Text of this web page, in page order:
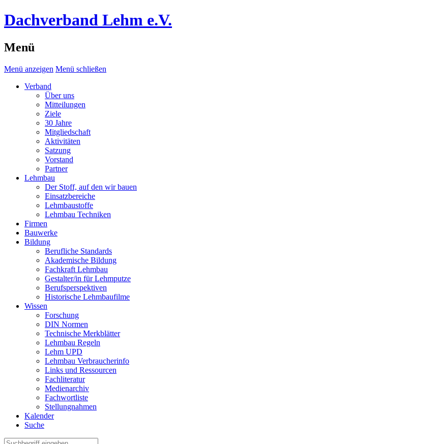
Dachverband Lehm e.V.
Menü
Menü anzeigen Menü schließen
Verband
Über uns
Mitteilungen
Ziele
30 Jahre
Mitgliedschaft
Aktivitäten
Satzung
Vorstand
Partner
Lehmbau
Der Stoff, auf den wir bauen
Einsatzbereiche
Lehmbaustoffe
Lehmbau Techniken
Firmen
Bauwerke
Bildung
Berufliche Standards
Akademische Bildung
Fachkraft Lehmbau
Gestalter/in für Lehmputze
Berufsperspektiven
Historische Lehmbaufilme
Wissen
Forschung
DIN Normen
Technische Merkblätter
Lehmbau Regeln
Lehm UPD
Lehmbau Verbraucherinfo
Links und Ressourcen
Fachliteratur
Medienarchiv
Fachwortliste
Stellungnahmen
Kalender
Suche